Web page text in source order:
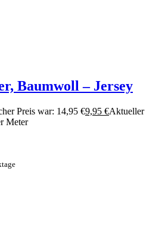
Baumwoll – Jersey
Preis war: 14,95 €9,95 €Aktueller
Meter